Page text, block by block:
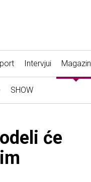
Intervjui Magazin
SHOW
će